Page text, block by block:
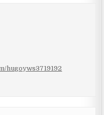
hugoyws3719192